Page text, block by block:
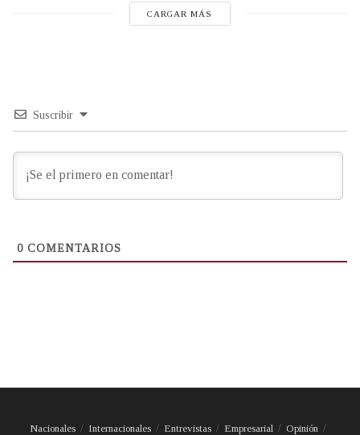
CARGAR MÁS
Suscribir
0 COMENTARIOS
Nacionales Internacionales Entrevistas Empresarial Opinión